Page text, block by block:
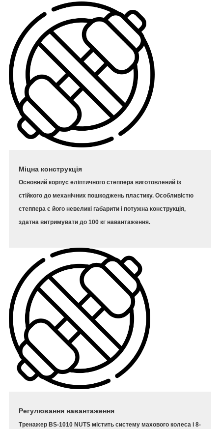
Міцна конструкція
Основний корпус еліптичного степпера виготовлений із
стійкого до механічних пошкоджень пластику. Особливістю
степпера є його невеликі габарити і потужна конструкція,
здатна витримувати до 100 кг навантаження.
Регулювання навантаження
Тренажер BS-1010 NUTS містить систему махового колеса і 8-